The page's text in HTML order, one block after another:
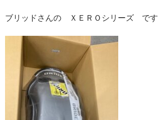
ブリッドさんの ＸＥＲＯシリーズ です